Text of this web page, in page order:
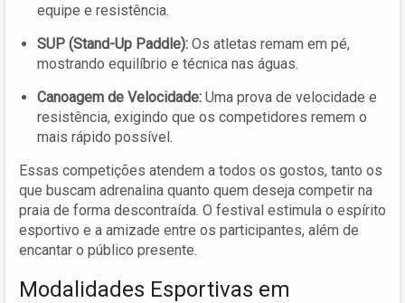
equipe e resistência.
SUP (Stand-Up Paddle): Os atletas remam em pé,
mostrando equilíbrio e técnica nas águas.
Canoagem de Velocidade: Uma prova de velocidade e
resistência, exigindo que os competidores remem o
mais rápido possível.
Essas competições atendem a todos os gostos, tanto os
que buscam adrenalina quanto quem deseja competir na
praia de forma descontraída. O festival estimula o espírito
esportivo e a amizade entre os participantes, além de
encantar o público presente.
Modalidades Esportivas em